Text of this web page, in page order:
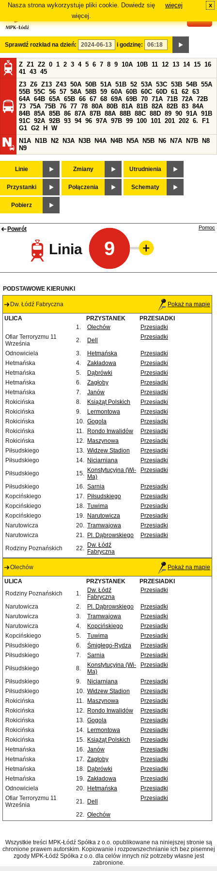
Nasza strona wykorzystuje pliki cookie. Dowiedz się
więcej.
więcej x
Sprawdź rozkład na dzień: i godzinę:
Z Z1 Z2 0 1 2 3 4 5 6 7 8 9 10A 10B 11 12 13 14 15 16
41 43 45
Z3 Z6 Z13 Z43 50A 50B 51A 51B 52 53A 53C 53B 54B 55A
55B 55C 56 57 58A 58B 59 60A 60B 60C 60D 61 62 63
64A 64B 65A 65B 66 67 68 69A 69B 70 71A 71B 72A 72B
73 75A 75B 76 77 78 80A 80B 81A 81B 82A 82B 83 84A
84B 85A 85B 86 87A 87B 88A 88B 88C 88D 89 90 91A 91B
91C 92A 92B 93 94 96 97A 97B 99 100 101 201 202 6.
F1
G1 G2 H
W
N1A
N1B N2 N3A N3B N4A N4B N5A N5B N6 N7A N7B
N8
N9
Linie Zmiany Utrudnienia
Przystanki Połączenia Schematy
Pobierz
Powrót
Linia 9
Pomoc
PODSTAWOWE KIERUNKI
Dw. Łódź Fabryczna Pokaż na mapie
ULICA PRZYSTANEK
PRZESIADKI
1.
Olechów
Przesiadki
Ofiar Terroryzmu 11
Września
2. Dell Przesiadki
Odnowiciela 3. Hetmańska
Przesiadki
Hetmańska
4. Zakładowa
Przesiadki
Hetmańska
5. Dąbrówki
Przesiadki
Hetmańska
6. Zagłoby
Przesiadki
Hetmańska
7. Janów
Przesiadki
Rokicińska
8. Książąt Polskich
Przesiadki
Rokicińska
9. Lermontowa
Przesiadki
Rokicińska
10. Gogola
Przesiadki
Rokicińska
11. Rondo Inwalidów
Przesiadki
Rokicińska
12. Maszynowa
Przesiadki
Piłsudskiego
13. Widzew Stadion
Przesiadki
Piłsudskiego
14. Niciarniana
Przesiadki
Piłsudskiego
15. Konstytucyjna (Wi-
Ma)
Przesiadki
Piłsudskiego 16. Sarnia
Przesiadki
Kopcińskiego
17. Piłsudskiego
Przesiadki
Kopcińskiego
18. Tuwima
Przesiadki
Kopcińskiego
19. Narutowicza
Przesiadki
Narutowicza
20. Tramwajowa
Przesiadki
Narutowicza
21. Pl. Dąbrowskiego
Przesiadki
Rodziny Poznańskich
22. Dw. Łódź
Fabryczna
Olechów Pokaż na mapie
ULICA PRZYSTANEK
PRZESIADKI
Rodziny Poznańskich
1.
Dw. Łódź
Fabryczna
Przesiadki
Narutowicza 2. Pl. Dąbrowskiego
Przesiadki
Narutowicza
3. Tramwajowa
Przesiadki
Narutowicza
4. Kopcińskiego
Przesiadki
Kopcińskiego
5. Tuwima
Przesiadki
Piłsudskiego
6. Śmigłego-Rydza
Przesiadki
Piłsudskiego
7. Sarnia
Przesiadki
Piłsudskiego
8.
Konstytucyjna (Wi-
Ma)
Przesiadki
Piłsudskiego 9. Niciarniana
Przesiadki
Piłsudskiego
10. Widzew Stadion
Przesiadki
Rokicińska
11. Maszynowa
Przesiadki
Rokicińska
12. Rondo Inwalidów
Przesiadki
Rokicińska
13. Gogola
Przesiadki
Rokicińska
14. Lermontowa
Przesiadki
Rokicińska
15. Książąt Polskich
Przesiadki
Hetmańska
16. Janów
Przesiadki
Hetmańska
17. Zagłoby
Przesiadki
Hetmańska
18. Dąbrówki
Przesiadki
Hetmańska
19. Zakładowa
Przesiadki
Odnowiciela
20. Hetmańska
Przesiadki
Ofiar Terroryzmu 11
Września
21. Dell Przesiadki
22. Olechów
Wszystkie treści MPK-Łódź Spółka z o.o. opublikowane na niniejszej stronie są
chronione prawem autorskim. Kopiowanie i rozpowszechnianie ich bez pisemnej
zgody MPK-Łódź Spółka z o.o. dla celów innych niż potrzeby własne jest
zabronione.